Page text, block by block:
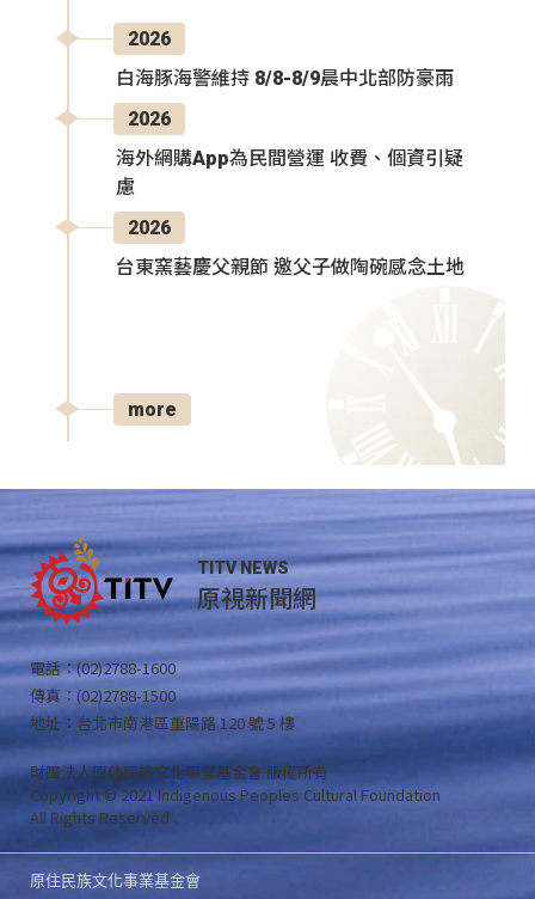
2026
白海豚海警維持 8/8-8/9晨中北部防豪雨
2026
海外網購App為民間營運 收費、個資引疑
慮
2026
台東窯藝慶父親節 邀父子做陶碗感念土地
more
TITV NEWS
原視新聞網
電話：(02)2788-1600
傳真：(02)2788-1500
地址：台北市南港區重陽路 120 號 5 樓
財團法人原住民族文化事業基金會 版權所有
Copyright © 2021 Indigenous Peoples Cultural Foundation
All Rights Reserved .
原住民族文化事業基金會